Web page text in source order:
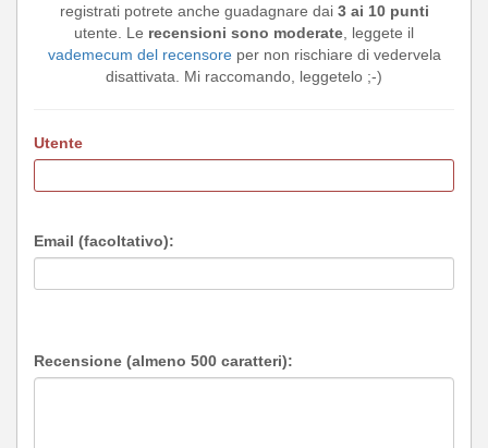
registrati potrete anche guadagnare dai 3 ai 10 punti
utente. Le recensioni sono moderate , leggete il
vademecum del recensoreper non rischiare di vedervela
disattivata. Mi raccomando, leggetelo ;-)
Utente
Email (facoltativo):
Recensione (almeno 500 caratteri):